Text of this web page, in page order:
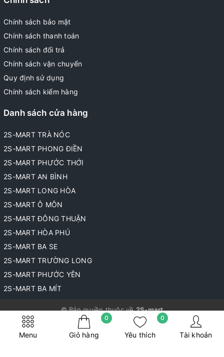
Menu Giỏ hàng
0
Yêu thích
0
Tài khoản
Chính sách bảo mật
Chính sách thanh toán
Chính sách đổi trả
Chính sách vận chuyển
Quy định sử dụng
Chính sách kiểm hàng
Danh sách cửa hàng
2S-MART TRÀ NÓC
2S-MART PHONG ĐIỀN
2S-MART PHƯỚC THỚI
2S-MART AN BÌNH
2S-MART LONG HÒA
2S-MART Ô MÔN
2S-MART ĐÔNG THUẬN
2S-MART HÒA PHÚ
2S-MART BA SE
2S-MART TRƯỜNG LONG
2S-MART PHƯỚC YÊN
2S-MART BA MÍT
© Bản quyền thuộc về2S-mart
Cung cấp bởi
Sapo